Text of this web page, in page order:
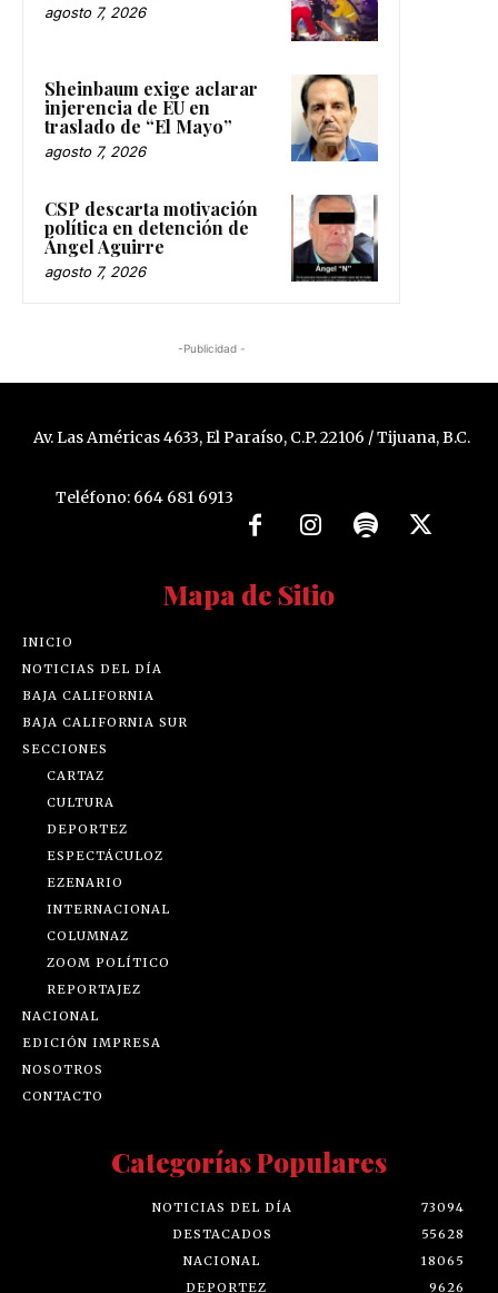
agosto 7, 2026
Sheinbaum exige aclarar
injerencia de EU en
traslado de “El Mayo”
agosto 7, 2026
CSP descarta motivación
política en detención de
Ángel Aguirre
agosto 7, 2026
-Publicidad -
Av. Las Américas 4633, El Paraíso, C.P. 22106 / Tijuana, B.C.
Teléfono: 664 681 6913
Mapa de Sitio
INICIO
NOTICIAS DEL DÍA
BAJA CALIFORNIA
BAJA CALIFORNIA SUR
SECCIONES
CARTAZ
CULTURA
DEPORTEZ
ESPECTÁCULOZ
EZENARIO
INTERNACIONAL
COLUMNAZ
ZOOM POLÍTICO
REPORTAJEZ
NACIONAL
EDICIÓN IMPRESA
NOSOTROS
CONTACTO
Categorías Populares
NOTICIAS DEL DÍA
73094
DESTACADOS
55628
NACIONAL
18065
DEPORTEZ
9626